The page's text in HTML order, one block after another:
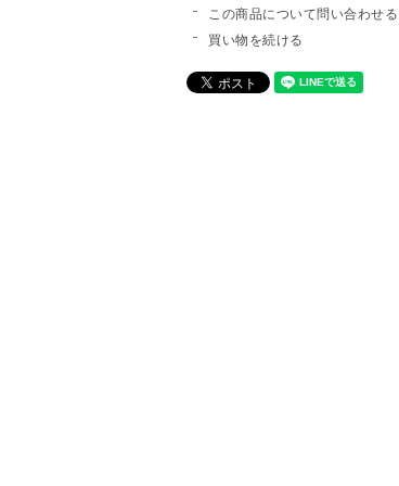
この商品について問い合わせる
買い物を続ける